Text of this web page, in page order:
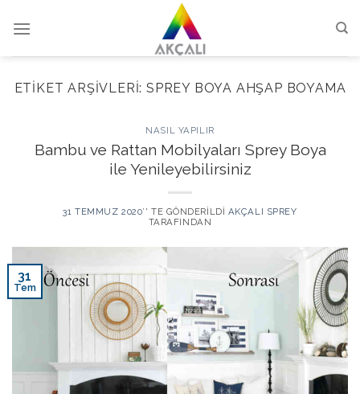
ETIKET ARŞIVLERI: SPREY BOYA AHŞAP BOYAMA
NASIL YAPILIR
Bambu ve Rattan Mobilyaları Sprey Boya
ile Yenileyebilirsiniz
31 TEMMUZ 2020’' TE GÖNDERILDI AKÇALI SPREY
TARAFINDAN
31
Tem